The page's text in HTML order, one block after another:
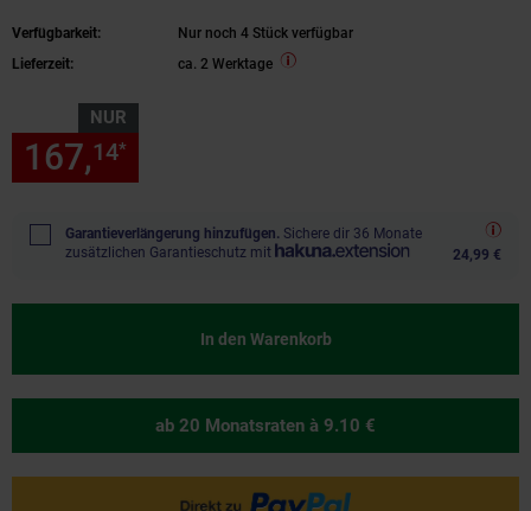
Verfügbarkeit:
Nur noch 4 Stück verfügbar
Lieferzeit:
ca. 2 Werktage
NUR
167,14*
Garantieverlängerung hinzufügen. Sichere dir 36 Monate
zusätzlichen Garantieschutz mit
24,99 €
In den Warenkorb
ab 20 Monatsraten à 9.10 €